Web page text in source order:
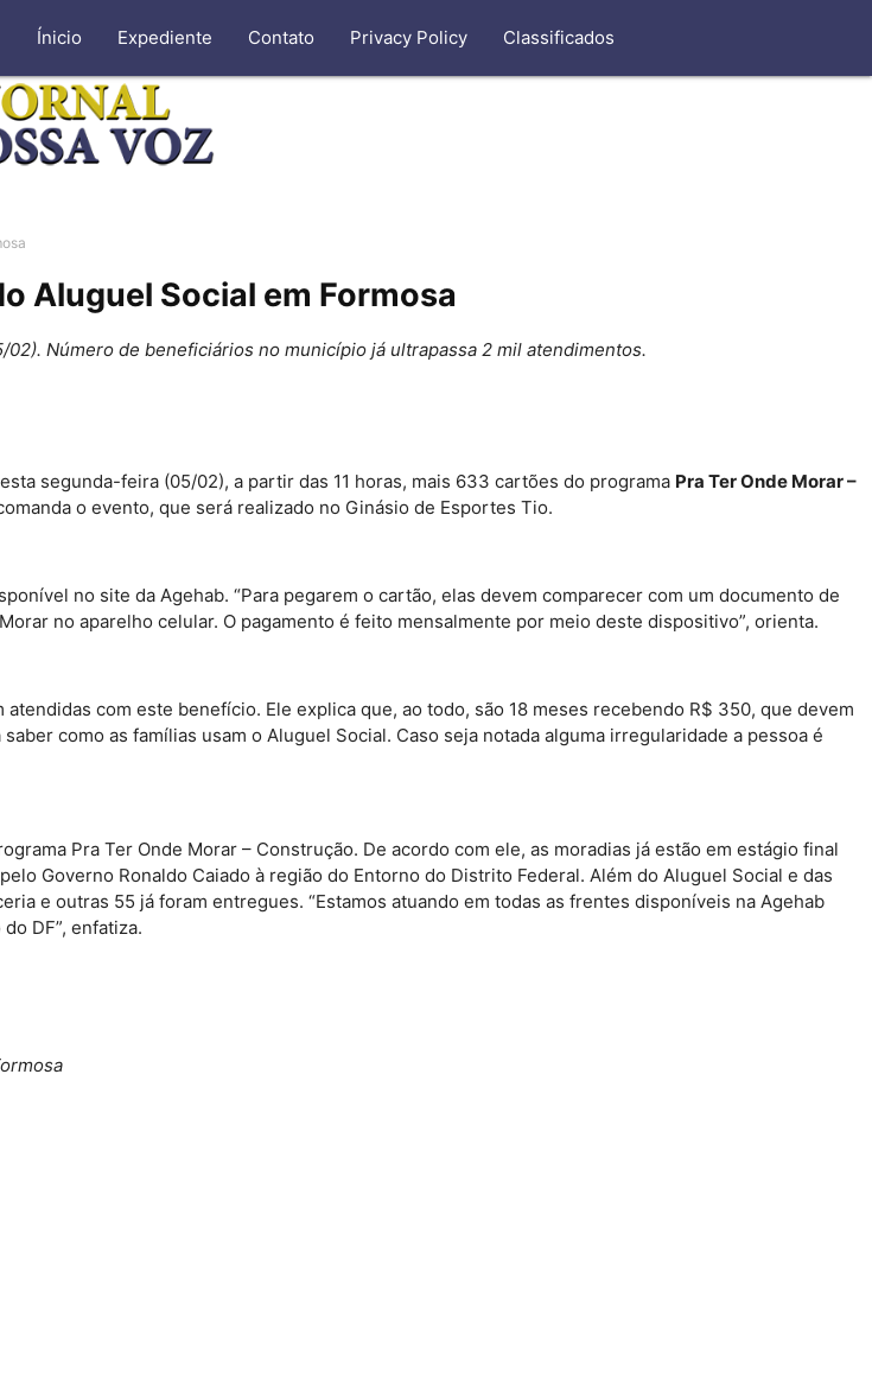
Ínicio Expediente Contato Privacy Policy Classificados
Aluguel Social em Formosa
Número de beneficiários no município já ultrapassa 2 mil atendimentos.
segunda-feira (05/02), a partir das 11 horas, mais 633 cartões do programa Pra Ter Onde Morar –
o evento, que será realizado no Ginásio de Esportes Tio.
no site da Agehab. “Para pegarem o cartão, elas devem comparecer com um documento de
no aparelho celular. O pagamento é feito mensalmente por meio deste dispositivo”, orienta.
com este benefício. Ele explica que, ao todo, são 18 meses recebendo R$ 350, que devem
como as famílias usam o Aluguel Social. Caso seja notada alguma irregularidade a pessoa é
Pra Ter Onde Morar – Construção. De acordo com ele, as moradias já estão em estágio final
Governo Ronaldo Caiado à região do Entorno do Distrito Federal. Além do Aluguel Social e das
e outras 55 já foram entregues. “Estamos atuando em todas as frentes disponíveis na Agehab
DF”, enfatiza.